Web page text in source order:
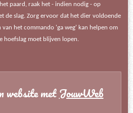
paard, raak het - indien nodig - op
de slag. Zorg ervoor dat het dier voldoende
het commando 'ga weg' kan helpen om
hoefslag moet blijven lopen.
website met JouwWeb